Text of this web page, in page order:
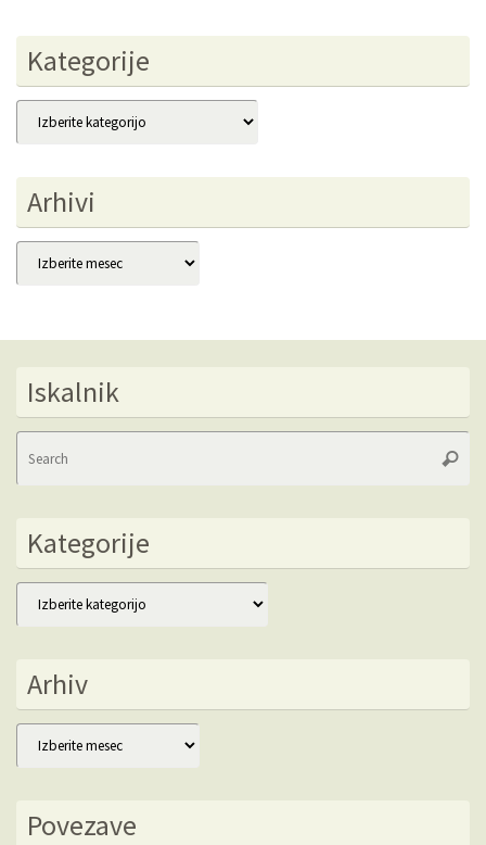
Kategorije
Kategorije
Arhivi
Arhivi
Iskalnik
Kategorije
Kategorije
Arhiv
Arhiv
Povezave